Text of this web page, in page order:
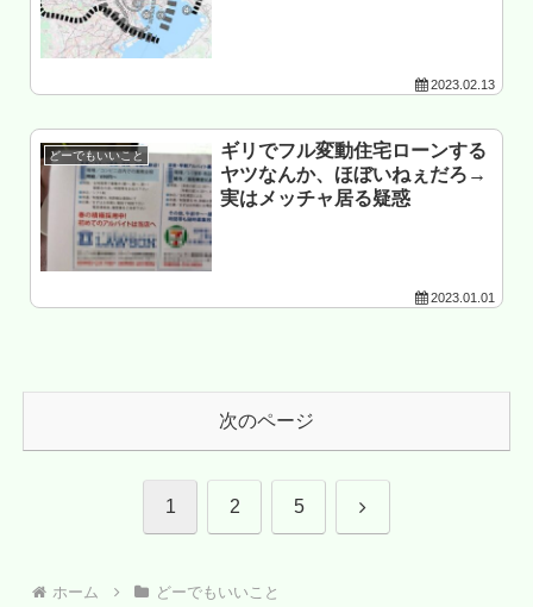
2023.02.13
どーでもいいこと
ギリでフル変動住宅ローンする
ヤツなんか、ほぼいねぇだろ→
実はメッチャ居る疑惑
2023.01.01
次のページ
1 2 5 次
ホーム どーでもいいこと